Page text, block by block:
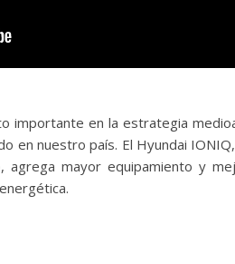
importante en la estrategia
en nuestro país. El Hyundai
agrega mayor equipamiento y